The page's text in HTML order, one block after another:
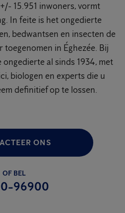
15.951 inwoners, vormt
In feite is het ongedierte
bedwantsen en insecten de
toegenomen in Éghezée. Bij
al sinds 1934, met
biologen en experts die u
definitief op te lossen.
ONS
OF BEL
96900